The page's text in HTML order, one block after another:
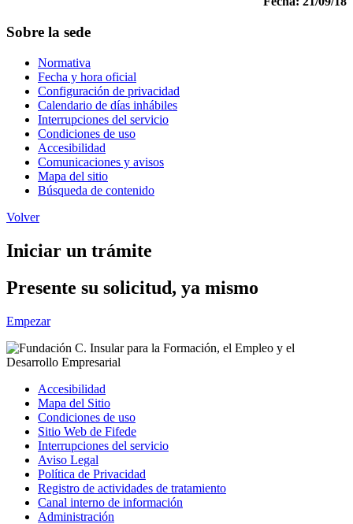
Sobre la sede
Normativa
Fecha y hora oficial
Configuración de privacidad
Calendario de días inhábiles
Interrupciones del servicio
Condiciones de uso
Accesibilidad
Comunicaciones y avisos
Mapa del sitio
Búsqueda de contenido
Volver
Iniciar un trámite
Presente su solicitud, ya mismo
Empezar
Accesibilidad
Mapa del Sitio
Condiciones de uso
Sitio Web de Fifede
Interrupciones del servicio
Aviso Legal
Política de Privacidad
Registro de actividades de tratamiento
Canal interno de información
Administración